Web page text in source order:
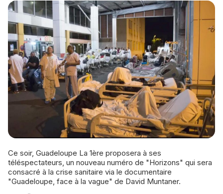
Ce soir, Guadeloupe La 1ère proposera à ses
téléspectateurs, un nouveau numéro de "Horizons" qui sera
consacré à la crise sanitaire via le documentaire
"Guadeloupe, face à la vague" de David Muntaner.